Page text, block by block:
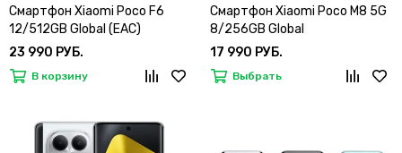
Смартфон Xiaomi Poco F6
12/512GB Global (EAC)
23 990 РУБ.
В корзину
Смартфон Xiaomi Poco M8 5G
8/256GB Global
17 990 РУБ.
Выбрать